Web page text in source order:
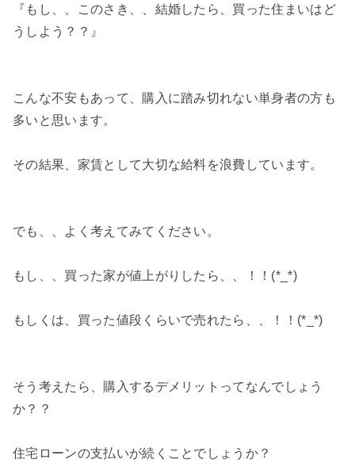
『もし、、このさき、、結婚したら、買った住まいはど
うしよう？？』
こんな不安もあって、購入に踏み切れない単身者の方も
多いと思います。
その結果、家賃として大切な給料を浪費しています。
でも、、よく考えてみてください。
もし、、買った家が値上がりしたら、、！！(*_*)
もしくは、買った値段くらいで売れたら、、！！(*_*)
そう考えたら、購入するデメリットってなんでしょう
か？？
住宅ローンの支払いが続くことでしょうか？